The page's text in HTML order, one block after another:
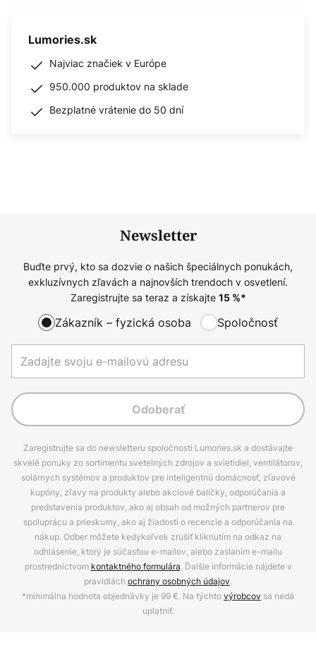
Lumories.sk
Najviac značiek v Európe
950.000 produktov na sklade
Bezplatné vrátenie do 50 dní
Newsletter
Buďte prvý, kto sa dozvie o našich špeciálnych ponukách,
exkluzívnych zľavách a najnovších trendoch v osvetlení.
Zaregistrujte sa teraz a získajte 15%*
Zákazník – fyzická osoba Spoločnosť
Odoberať
Zaregistrujte sa do newsletteru spoločnosti Lumories.sk a dostávajte
skvelé ponuky zo sortimentu svetelných zdrojov a svietidiel, ventilátorov,
solárnych systémov a produktov pre inteligentnú domácnosť, zľavové
kupóny, zľavy na produkty alebo akciové balíčky, odporúčania a
predstavenia produktov, ako aj obsah od možných partnerov pre
spoluprácu a prieskumy, ako aj žiadosti o recenzie a odporúčania na
nákup. Odber môžete kedykoľvek zrušiť kliknutím na odkaz na
odhlásenie, ktorý je súčasťou e-mailov, alebo zaslaním e-mailu
prostredníctvom kontaktného formulára. Ďalšie informácie nájdete v
pravidlách ochrany osobných údajov.
*minimálna hodnota objednávky je 99 €. Na týchtovýrobcov sa nedá
uplatniť.